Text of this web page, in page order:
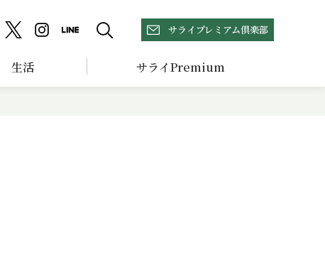
サライプレミアム倶楽部
生活 サライPremium